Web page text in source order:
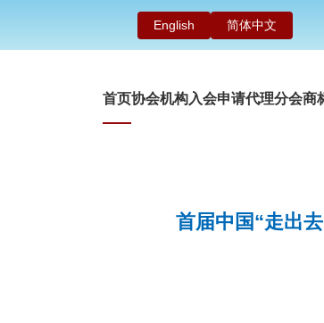
English 简体中文
首页协会机构入会申请代理分会商
首届中国“走出